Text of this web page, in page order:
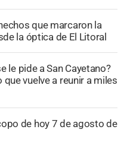
que marcaron la
la óptica de El Litoral
le pide a San Cayetano?
vuelve a reunir a miles
de hoy 7 de agosto de